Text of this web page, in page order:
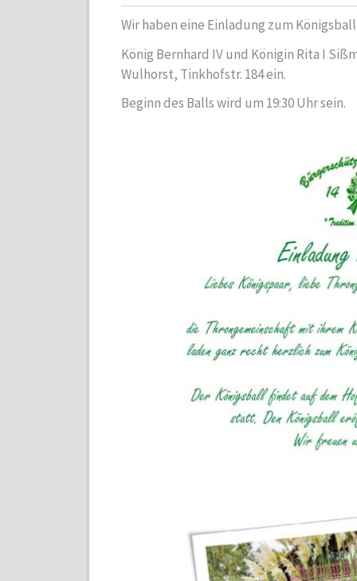
Wir haben eine Einladung zum
König Bernhard IV und Königin Rita I
Wulhorst, Tinkhofstr. 184 ein.
Beginn des Balls wird um 19:30 Uhr sein.